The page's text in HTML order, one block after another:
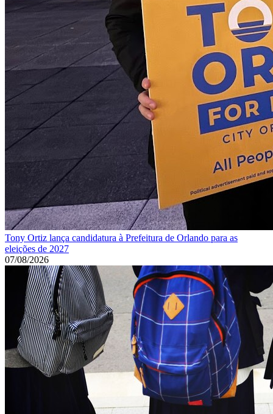
Tony Ortiz lança candidatura à Prefeitura de Orlando para as
eleições de 2027
07/08/2026